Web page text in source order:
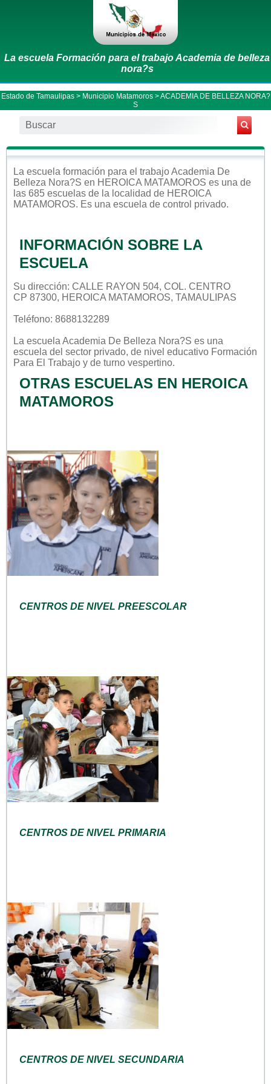
La escuela Formación para el trabajo Academia de belleza
nora?s
Estado de Tamaulipas> Municipio Matamoros> ACADEMIA DE BELLEZA NORA?
S
La escuela formación para el trabajoAcademia De
Belleza Nora?s en HEROICA MATAMOROS es una de
las 685 escuelas de la localidad de HEROICA
MATAMOROS. Es una escuela de control privado.
INFORMACIÓN SOBRE LA
ESCUELA
Su dirección: CALLE RAYON 504, COL. CENTRO
CP 87300, HEROICA MATAMOROS, TAMAULIPAS
Teléfono: 8688132289
La escuela Academia De Belleza Nora?s es una
escuela del sector privado, de nivel educativo Formación
Para El Trabajo y de turno vespertino.
OTRAS ESCUELAS EN HEROICA
MATAMOROS
CENTROS DE NIVEL PREESCOLAR
CENTROS DE NIVEL PRIMARIA
CENTROS DE NIVEL SECUNDARIA